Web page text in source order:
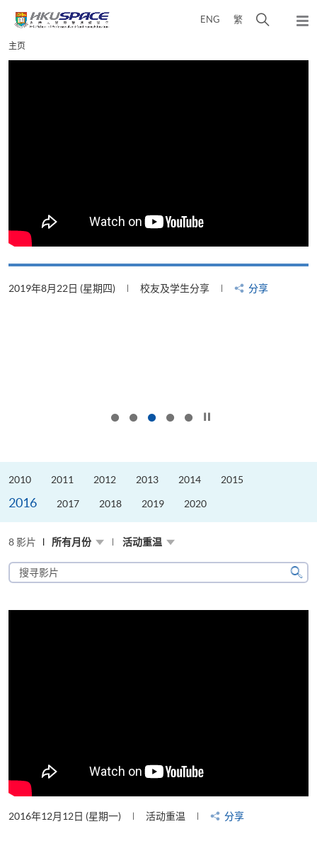
content
ENG 繁
弹
Main
content
主页
2019年8月22日 (星期四) 校友及学生分享 分享
2010 2011 2012 2013 2014 2015
2016 2017 2018 2019 2020
8 影片 所有月份 活动重温
搜
寻
片
搜
2016年12月12日 (星期一) 活动重温 分享